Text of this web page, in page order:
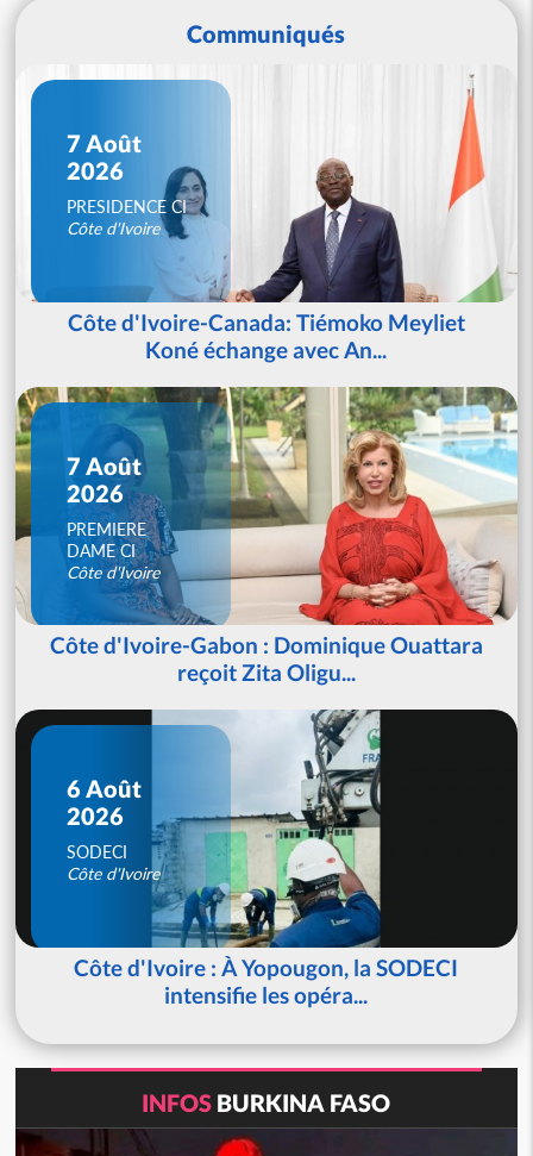
Communiqués
7 Août
2026
PRESIDENCE CI
Côte d'Ivoire
Côte d'Ivoire-Canada: Tiémoko Meyliet
Koné échange avec An...
7 Août
2026
PREMIERE
DAME CI
Côte d'Ivoire
Côte d'Ivoire-Gabon : Dominique Ouattara
reçoit Zita Oligu...
6 Août
2026
SODECI
Côte d'Ivoire
Côte d'Ivoire : À Yopougon, la SODECI
intensifie les opéra...
INFOS BURKINA FASO